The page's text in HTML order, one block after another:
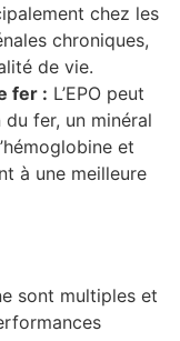
chez les
chroniques,
de vie.
fer : L’EPO peut
fer, un minéral
et
à une meilleure
sont multiples et